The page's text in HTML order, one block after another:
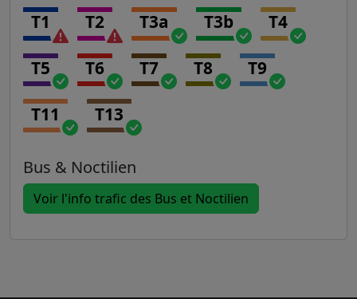
T1 T2 T3a T3b T4
T5 T6 T7 T8 T9
T11 T13
Bus & Noctilien
Voir l'info trafic des Bus et Noctilien